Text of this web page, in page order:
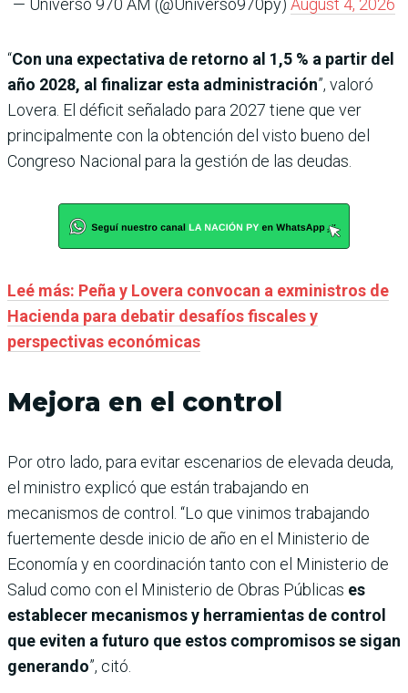
— Universo 970 AM (@Universo970py) August 4, 2026
“Con una expectativa de retorno al 1,5 % a partir del
año 2028, al finalizar esta administración”, valoró
Lovera. El déficit señalado para 2027 tiene que ver
principalmente con la obtención del visto bueno del
Congreso Nacional para la gestión de las deudas.
Leé más: Peña y Lovera convocan a exministros de
Hacienda para debatir desafíos fiscales y
perspectivas económicas
Mejora en el control
Por otro lado, para evitar escenarios de elevada deuda,
el ministro explicó que están trabajando en
mecanismos de control. “Lo que vinimos trabajando
fuertemente desde inicio de año en el Ministerio de
Economía y en coordinación tanto con el Ministerio de
Salud como con el Ministerio de Obras Públicas es
establecer mecanismos y herramientas de control
que eviten a futuro que estos compromisos se sigan
generando”, citó.